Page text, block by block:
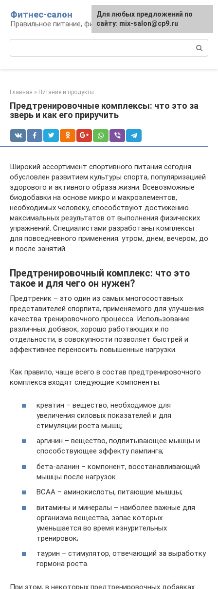
контенту
Фитнес-салон
Правильное питание, фитнес, образ жизни
Главная » Питание и продукты
Предтренировочные комплексы: что это за
зверь и как его приручить
Широкий ассортимент спортивного питания сегодня
обусловлен развитием культуры спорта, популяризацией
здорового и активного образа жизни. Всевозможные
биодобавки на основе микро и макроэлементов,
необходимых человеку, способствуют достижению
максимальных результатов от выполнения физических
упражнений. Специалистами разработаны комплексы
для повседневного применения: утром, днем, вечером, до
и после занятий.
Предтренировочный комплекс: что это
такое и для чего он нужен?
Предтреник – это один из самых многосоставных
представителей спорпита, применяемого для улучшения
качества тренировочного процесса. Использование
различных добавок, хорошо работающих и по
отдельности, в совокупности позволяет быстрей и
эффективнее переносить повышенные нагрузки.
Как правило, чаще всего в состав предтренировочного
комплекса входят следующие компоненты:
креатин – вещество, необходимое для
увеличения силовых показателей и для
стимуляции роста мышц;
аргинин – вещество, подпитывающее мышцы и
способствующее эффекту пампинга;
бета-аланин – компонент, восстанавливающий
мышцы после нагрузок.
BCAA – аминокислоты, питающие мышцы;
витамины и минералы – наиболее важные для
организма вещества, запас которых
уменьшается во время изнурительных
тренировок;
таурин – стимулятор, отвечающий за выработку
гормона роста.
При этом, в некоторых предтренировочных добавках
Для любых предложений по
сайту: mix-salon@cp9.ru